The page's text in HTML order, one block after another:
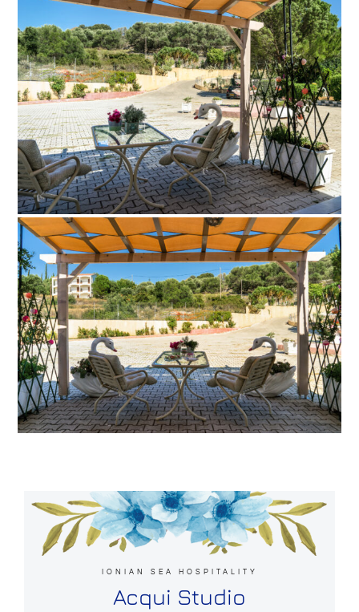
IONIAN SEA HOSPITALITY
Acqui Studio